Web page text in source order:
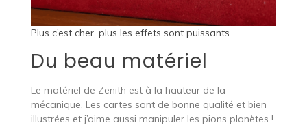
Plus c’est cher, plus les effets sont puissants
Du beau matériel
Le matériel de Zenith est à la hauteur de la
mécanique. Les cartes sont de bonne qualité et bien
illustrées et j’aime aussi manipuler les pions planètes !